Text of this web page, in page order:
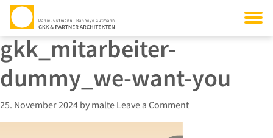
gkk_mitarbeiter-
dummy_we-want-you
25. November 2024 by malte Leave a Comment